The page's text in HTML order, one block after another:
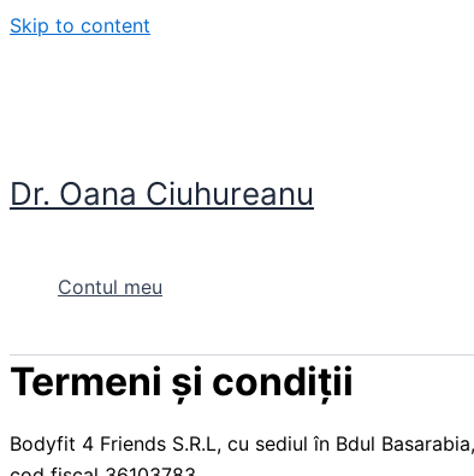
Skip to content
Dr. Oana Ciuhureanu
Contul meu
Termeni și condiții
Bodyfit 4 Friends S.R.L, cu sediul în Bdul